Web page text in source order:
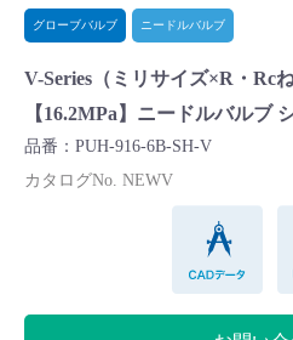
よくあるご質問(FAQ)・用語
Cv値・流量計算ツール
製品動画一覧
バルブと継手のきほん
説明会・講習会
グローブバルブ ニードルバルブ
V-Series（ミリサイズ×R・Rc
【16.2MPa】ニードルバルブ
品番：PUH-916-6B-SH-V
カタログNo. NEWV